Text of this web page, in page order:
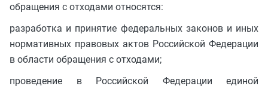
обращения с отходами относятся:
разработка и принятие федеральных законов и иных
нормативных правовых актов Российской Федерации
в области обращения с отходами;
проведение в Российской Федерации единой